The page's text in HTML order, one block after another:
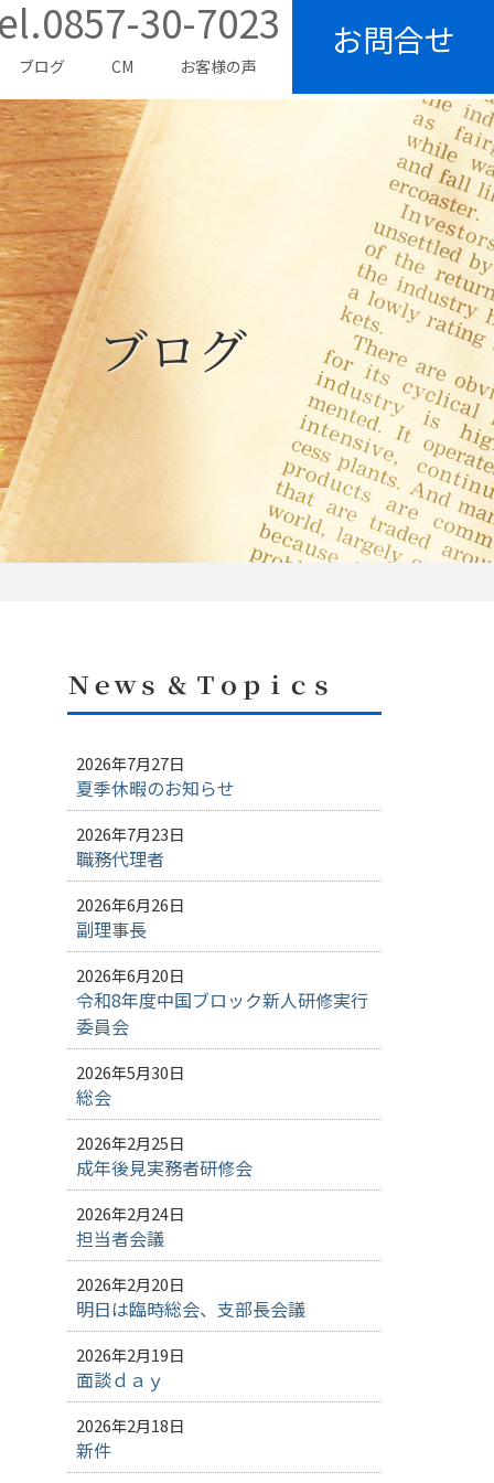
30-7023
ブログ CM お客様の声
お問合せ
ブログ
Ｎｅｗｓ ＆ Ｔｏｐｉｃｓ
2026年7月27日
夏季休暇のお知らせ
2026年7月23日
職務代理者
2026年6月26日
副理事長
2026年6月20日
令和8年度中国ブロック新人研修実行
委員会
2026年5月30日
総会
2026年2月25日
成年後見実務者研修会
2026年2月24日
担当者会議
2026年2月20日
明日は臨時総会、支部長会議
2026年2月19日
面談ｄａｙ
2026年2月18日
新件